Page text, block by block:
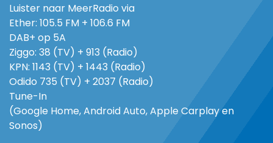
Luister naar MeerRadio via
Ether: 105.5 FM + 106.6 FM
DAB+ op 5A
Ziggo: 38 (TV) + 913 (Radio)
KPN: 1143 (TV) + 1443 (Radio)
Odido 735 (TV) + 2037 (Radio)
Tune-In
(Google Home, Android Auto, Apple Carplay en
Sonos)